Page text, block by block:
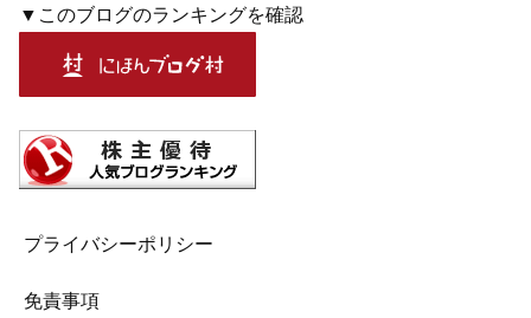
▼このブログのランキングを確認
プライバシーポリシー
免責事項